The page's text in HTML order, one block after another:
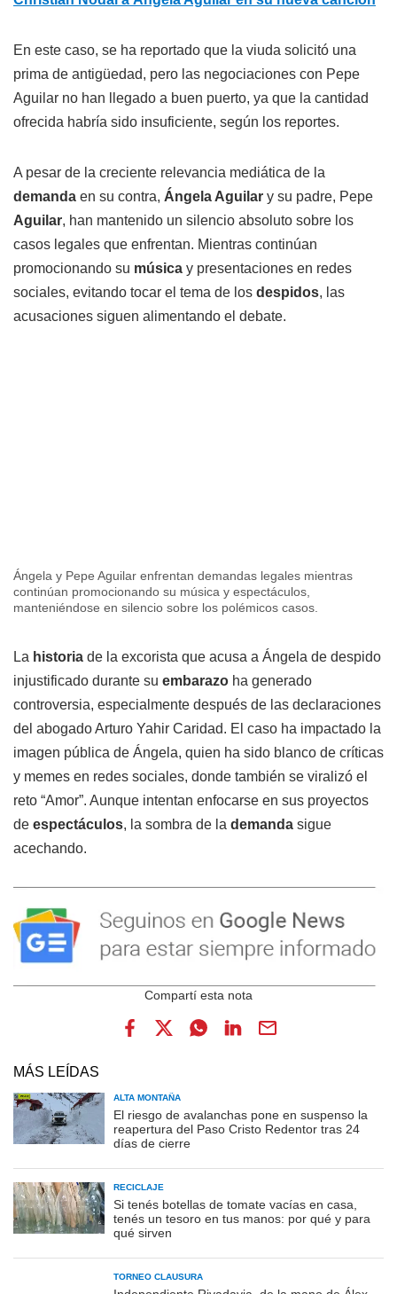
En este caso, se ha reportado que la viuda solicitó una
prima de antigüedad, pero las negociaciones con Pepe
Aguilar no han llegado a buen puerto, ya que la cantidad
ofrecida habría sido insuficiente, según los reportes.
A pesar de la creciente relevancia mediática de la
demanda en su contra, Ángela Aguilar y su padre, Pepe
Aguilar, han mantenido un silencio absoluto sobre los
casos legales que enfrentan. Mientras continúan
promocionando su música y presentaciones en redes
sociales, evitando tocar el tema de los despidos, las
acusaciones siguen alimentando el debate.
Ángela y Pepe Aguilar enfrentan demandas legales mientras
continúan promocionando su música y espectáculos,
manteniéndose en silencio sobre los polémicos casos.
La historia de la excorista que acusa a Ángela de despido
injustificado durante su embarazo ha generado
controversia, especialmente después de las declaraciones
del abogado Arturo Yahir Caridad. El caso ha impactado la
imagen pública de Ángela, quien ha sido blanco de críticas
y memes en redes sociales, donde también se viralizó el
reto “Amor”. Aunque intentan enfocarse en sus proyectos
de espectáculos, la sombra de la demanda sigue
acechando.
MÁS LEÍDAS
ALTA MONTAÑA
El riesgo de avalanchas pone en suspenso la
reapertura del Paso Cristo Redentor tras 24
días de cierre
RECICLAJE
Si tenés botellas de tomate vacías en casa,
tenés un tesoro en tus manos: por qué y para
qué sirven
TORNEO CLAUSURA